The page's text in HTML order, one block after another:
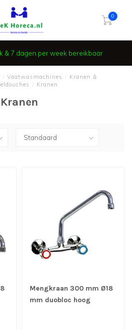
0
& 7 dagen per week bereikbaar
Vaatwasmachines
Kranen &
Kranen
Kranen
Mengkraan 300 mm Ø18
mm duobloc hoog